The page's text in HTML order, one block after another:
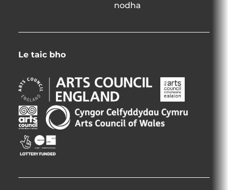
nodha
Le taic bho
Arts
Council
England
Opens
in
new
window
Arts
Council
Northern
Ireland
Arts
Council
of
Wales
Creative
Scotland
Opens
in
Opens
in
window